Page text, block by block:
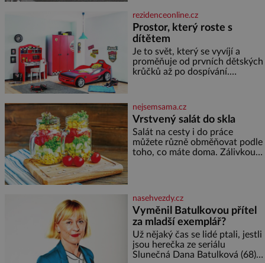
Placzek, Löw-Beer, Fuhrmann,
Kohn a Stiassni se stanou
jednou z hlavních
dramaturgických linií festivalu
židovské kultury ŠTETL FEST
2026. Některé návraty nejsou
jednoduché. Místa, která si
rezidenceonline.cz
Prostor, který roste s
dítětem
Je to svět, který se vyvíjí a
proměňuje od prvních dětských
krůčků až po dospívání.
soustředění i odpočinek a
reaguje na každou etapu života
a specifické potřeby dítěte. Pro
nejmenší je klíčová
jednoduchost, měkkost a
bezpečí, proto by pokoj
nejsemsama.cz
Vrstvený salát do skla
Salát na cesty i do práce
můžete různě obměňovat podle
toho, co máte doma. Zálivkou
potřebujete: ✿ 1/4 ledového
nebo jiného salátu (římský salát,
polníček…) ✿ 1 malá konzerva
kukuřice ✿ ½ okurky ✿ 2
rajčata Zálivka: ✿ 4 lžíce
olivového oleje ✿ 1 lžíci
citronové šťávy ✿ ½ stroužku
nasehvezdy.cz
Vyměnil Batulkovou přítel
za mladší exemplář?
Už nějaký čas se lidé ptali, jestli
jsou herečka ze seriálu
Slunečná Dana Batulková (68) a